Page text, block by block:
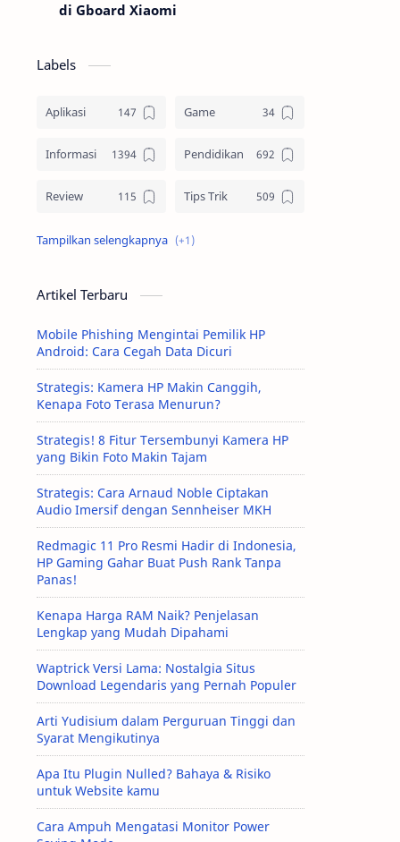
di Gboard Xiaomi
Labels
Aplikasi Game
Informasi Pendidikan
Review Tips Trik
Tutorial
Artikel Terbaru
Mobile Phishing Mengintai Pemilik HP
Android: Cara Cegah Data Dicuri
Strategis: Kamera HP Makin Canggih,
Kenapa Foto Terasa Menurun?
Strategis! 8 Fitur Tersembunyi Kamera HP
yang Bikin Foto Makin Tajam
Strategis: Cara Arnaud Noble Ciptakan
Audio Imersif dengan Sennheiser MKH
Redmagic 11 Pro Resmi Hadir di Indonesia,
HP Gaming Gahar Buat Push Rank Tanpa
Panas!
Kenapa Harga RAM Naik? Penjelasan
Lengkap yang Mudah Dipahami
Waptrick Versi Lama: Nostalgia Situs
Download Legendaris yang Pernah Populer
Arti Yudisium dalam Perguruan Tinggi dan
Syarat Mengikutinya
Apa Itu Plugin Nulled? Bahaya & Risiko
untuk Website kamu
Cara Ampuh Mengatasi Monitor Power